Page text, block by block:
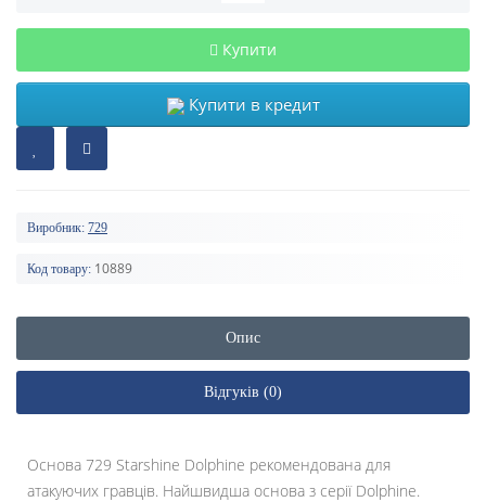
Купити
Купити в кредит
Виробник: 729
Код товару: 10889
Опис
Відгуків (0)
Основа 729 Starshine Dolphine рекомендована для
атакуючих гравців. Найшвидша основа з серії Dolphine.